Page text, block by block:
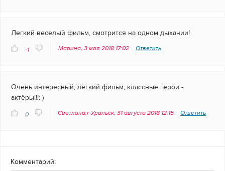
Легкий веселый фильм, смотрится на одном дыхании!
-1 Марина, 3 мая 2018 17:02 Ответить
Очень интересный, лёгкий фильм, классные герои -
актёры!!!:-)
0 Светлана,г Уральск, 31 августа 2018 12:15 Ответить
Комментарий: